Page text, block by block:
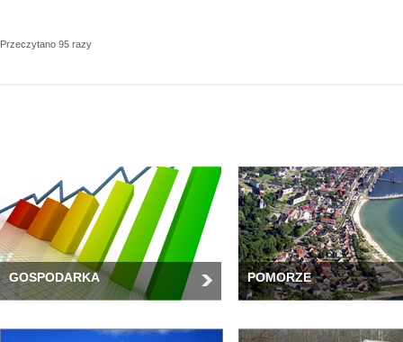
Przeczytano 95 razy
GOSPODARKA POMORZE